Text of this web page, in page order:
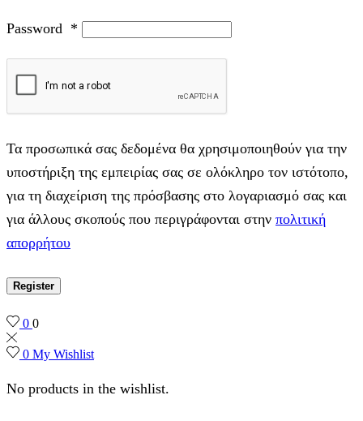
Password *
Τα προσωπικά σας δεδομένα θα χρησιμοποιηθούν για την
υποστήριξη της εμπειρίας σας σε ολόκληρο τον ιστότοπο,
για τη διαχείριση της πρόσβασης στο λογαριασμό σας και
για άλλους σκοπούς που περιγράφονται στην πολιτική
απορρήτου
Register
0 0
0 My Wishlist
No products in the wishlist.